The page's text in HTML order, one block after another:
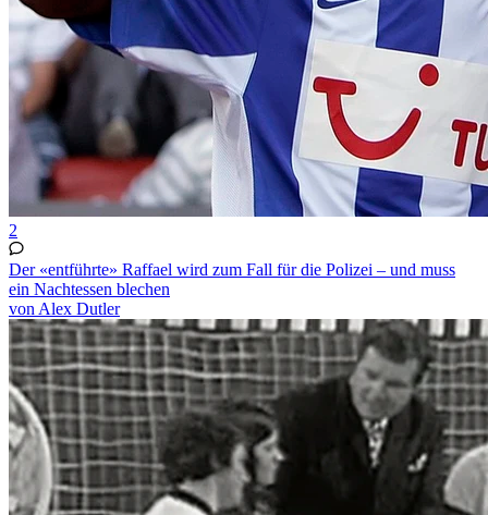
2
Der «entführte» Raffael wird zum Fall für die Polizei – und muss
ein Nachtessen blechen
von Alex Dutler